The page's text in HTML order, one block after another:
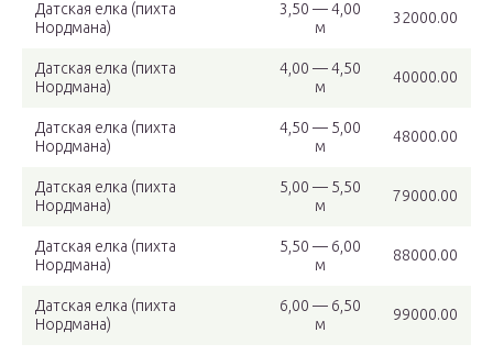
Датская елка (пихта
Нордмана)
3,50 — 4,00
м
32000.00
Датская елка (пихта
Нордмана)
4,00 — 4,50
м
40000.00
Датская елка (пихта
Нордмана)
4,50 — 5,00
м
48000.00
Датская елка (пихта
Нордмана)
5,00 — 5,50
м
79000.00
Датская елка (пихта
Нордмана)
5,50 — 6,00
м
88000.00
Датская елка (пихта
Нордмана)
6,00 — 6,50
м
99000.00